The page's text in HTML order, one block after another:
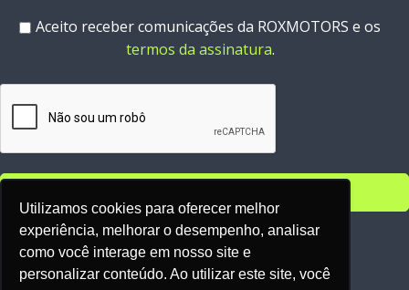
Utilizamos cookies para oferecer melhor
experiência, melhorar o desempenho, analisar
como você interage em nosso site e
personalizar conteúdo. Ao utilizar este site, você
Aceito receber comunicações da ROXMOTORS e os
termos da assinatura.
Parceiros: